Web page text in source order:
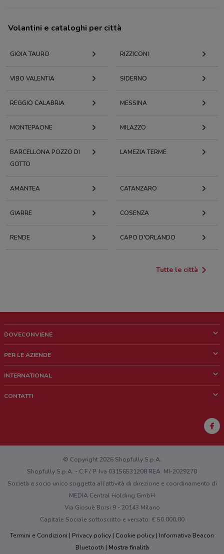
Volantini e cataloghi per città
GIOIA TAURO RIZZICONI
VIBO VALENTIA SIDERNO
REGGIO CALABRIA MESSINA
MONTEPAONE MILAZZO
BARCELLONA POZZO DI
GOTTO
LAMEZIA TERME
AMANTEA CATANZARO
GIARRE COSENZA
RENDE CAPO D'ORLANDO
Tutte le città
DOVECONVIENE
Chi siamo
Lavora con noi
PER LE AZIENDE
Richieste commerciali e marketing
INTERNATIONAL
CONTATTI
Hai un malfunzionamento sul web o sull'app?
© Copyright 2026 Shopfully S.p.A.
Shopfully S.p.A. - C.F / P. Iva 03156531208 REA: MI-2029270
Società a socio unico soggetta all’attività di direzione e coordinamento di
MEDIA Central Holding GmbH
Via Giosuè Borsi 9 - 20143 Milano
Capitale Sociale sottoscritto e versato: € 50.000,00
Termini e Condizioni
Privacy policy Cookie policy
Informativa Beacon
Bluetooth
Mostra finalità